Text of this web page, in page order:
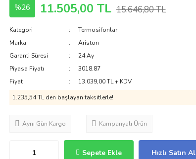
%26 11.505,00 TL 15.646,80 TL
Kategori
Termosifonlar
Marka
Ariston
Garanti Süresi
24 Ay
Piyasa Fiyatı
3018.87
Fiyat
13.039,00 TL + KDV
1.235,54 TL den başlayan taksitlerle!
Aynı Gün Kargo Kampanyalı Ürün
Sepete Ekle Hızlı Satın Al